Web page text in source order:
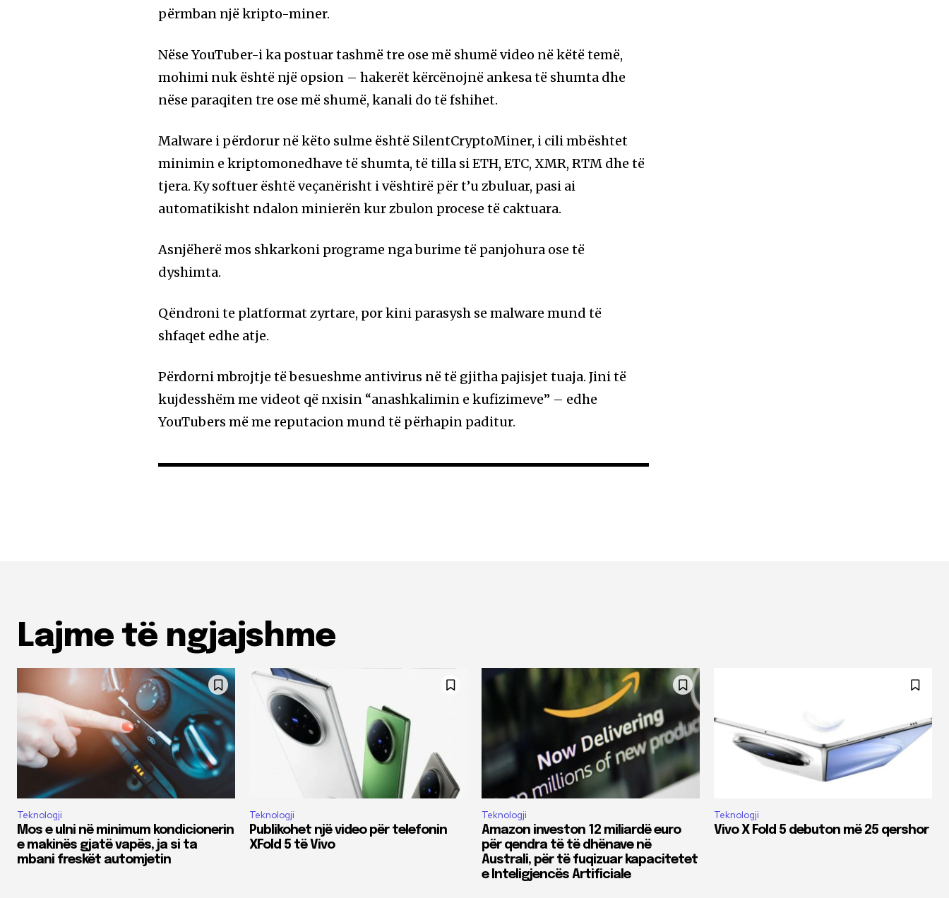
përmban një kripto-miner.
Nëse YouTuber-i ka postuar tashmë tre ose më shumë video në këtë temë,
mohimi nuk është një opsion – hakerët kërcënojnë ankesa të shumta dhe
nëse paraqiten tre ose më shumë, kanali do të fshihet.
Malware i përdorur në këto sulme është SilentCryptoMiner, i cili mbështet
minimin e kriptomonedhave të shumta, të tilla si ETH, ETC, XMR, RTM dhe të
tjera. Ky softuer është veçanërisht i vështirë për t’u zbuluar, pasi ai
automatikisht ndalon minierën kur zbulon procese të caktuara.
Asnjëherë mos shkarkoni programe nga burime të panjohura ose të
dyshimta.
Qëndroni te platformat zyrtare, por kini parasysh se malware mund të
shfaqet edhe atje.
Përdorni mbrojtje të besueshme antivirus në të gjitha pajisjet tuaja. Jini të
kujdesshëm me videot që nxisin “anashkalimin e kufizimeve” – edhe
YouTubers më me reputacion mund të përhapin paditur.
Lajme të ngjajshme
Teknologji
Mos e ulni në minimum kondicionerin
e makinës gjatë vapës, ja si ta
mbani freskët automjetin
Teknologji
Publikohet një video për telefonin
XFold 5 të Vivo
Teknologji
Amazon investon 12 miliardë euro
për qendra të të dhënave në
Australi, për të fuqizuar kapacitetet
e Inteligjencës Artificiale
Teknologji
Vivo X Fold 5 debuton më 25 qershor